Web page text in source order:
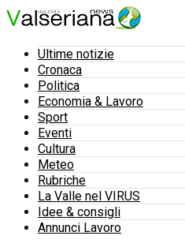
Ultime notizie
Cronaca
Politica
Economia & Lavoro
Sport
Eventi
Cultura
Meteo
Rubriche
La Valle nel VIRUS
Idee & consigli
Annunci Lavoro